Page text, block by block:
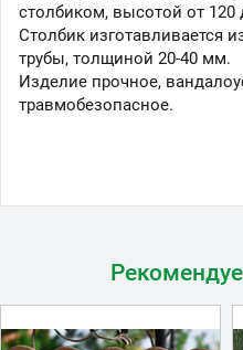
столбиком, высотой от 120
Столбик изготавливается
трубы, толщиной 20-40 мм.
Изделие прочное,
травмобезопасное.